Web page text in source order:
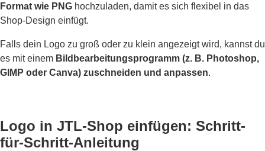
Format wie PNG hochzuladen, damit es sich flexibel in das
Shop-Design einfügt.
Falls dein Logo zu groß oder zu klein angezeigt wird, kannst du
es mit einem Bildbearbeitungsprogramm (z. B. Photoshop,
GIMP oder Canva) zuschneiden und anpassen.
Logo in JTL-Shop einfügen: Schritt-
für-Schritt-Anleitung